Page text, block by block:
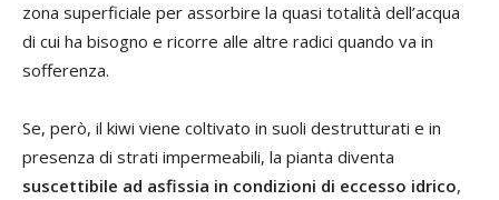
zona superficiale per assorbire la quasi totalità dell’acqua
di cui ha bisogno e ricorre alle altre radici quando va in
sofferenza.
Se, però, il kiwi viene coltivato in suoli destrutturati e in
presenza di strati impermeabili, la pianta diventa
suscettibile ad asfissia in condizioni di eccesso idrico,